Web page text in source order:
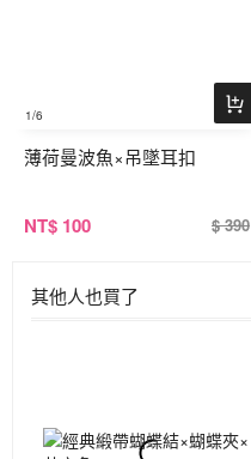
1/6
薄荷曼波魚×吊墜耳扣
NT$ 100 $ 390
其他人也買了